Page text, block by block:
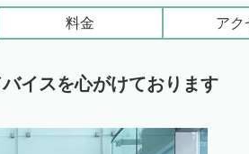
料金 アク
イスを心がけております